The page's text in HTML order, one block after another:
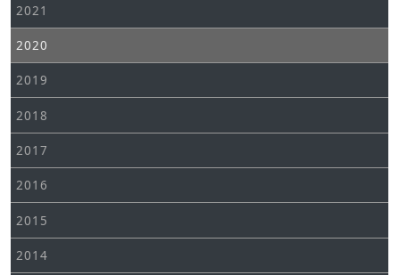
2021
2020
2019
2018
2017
2016
2015
2014